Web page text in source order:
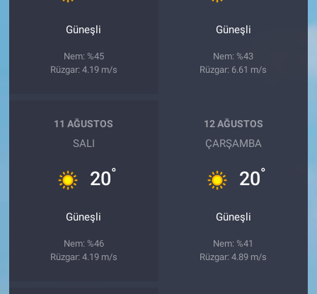
Güneşli
Nem: %45
Rüzgar: 4.19 m/s
Güneşli
Nem: %43
Rüzgar: 6.61 m/s
11 AĞUSTOS
SALI
20°
Güneşli
Nem: %46
Rüzgar: 4.19 m/s
12 AĞUSTOS
ÇARŞAMBA
20°
Güneşli
Nem: %41
Rüzgar: 4.89 m/s